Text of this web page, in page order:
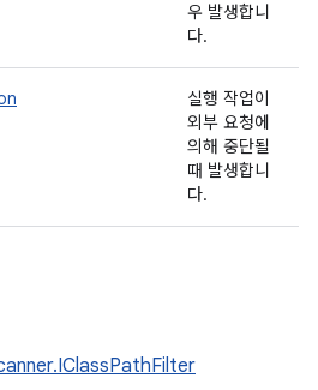
우 발생합니
다.
실행 작업이
외부 요청에
의해 중단될
때 발생합니
다.